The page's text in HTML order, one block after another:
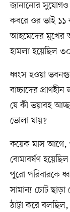
জানানোর সুযোগও
কবরে ওর ভাই ১১
আহমেদের মুখের
হামলা হয়েছিল ৩০
ধ্বংস হওয়া
বাচ্চাদের
যে কী ভয়াবহ
ভোলা যায়?
কয়েক মাস আগে,
বোমাবর্ষণ
পুরো পরিবারকে
সামান্য চোট
ঠাট্টা করে